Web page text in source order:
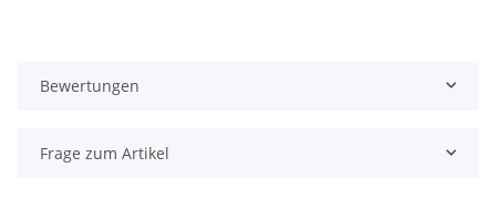
Bewertungen
Frage zum Artikel